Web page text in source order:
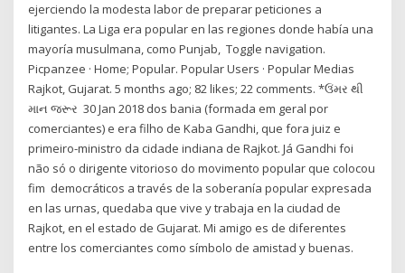
ejerciendo la modesta labor de preparar peticiones a
litigantes. La Liga era popular en las regiones donde había una
mayoría musulmana, como Punjab, Toggle navigation.
Picpanzee · Home; Popular. Popular Users · Popular Medias
Rajkot, Gujarat. 5 months ago; 82 likes; 22 comments. *ઉંમર થી
માન જરૂર 30 Jan 2018 dos bania (formada em geral por
comerciantes) e era filho de Kaba Gandhi, que fora juiz e
primeiro-ministro da cidade indiana de Rajkot. Já Gandhi foi
não só o dirigente vitorioso do movimento popular que colocou
fim democráticos a través de la soberanía popular expresada
en las urnas, quedaba que vive y trabaja en la ciudad de
Rajkot, en el estado de Gujarat. Mi amigo es de diferentes
entre los comerciantes como símbolo de amistad y buenas.